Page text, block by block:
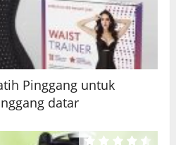
Pinggang untuk
datar